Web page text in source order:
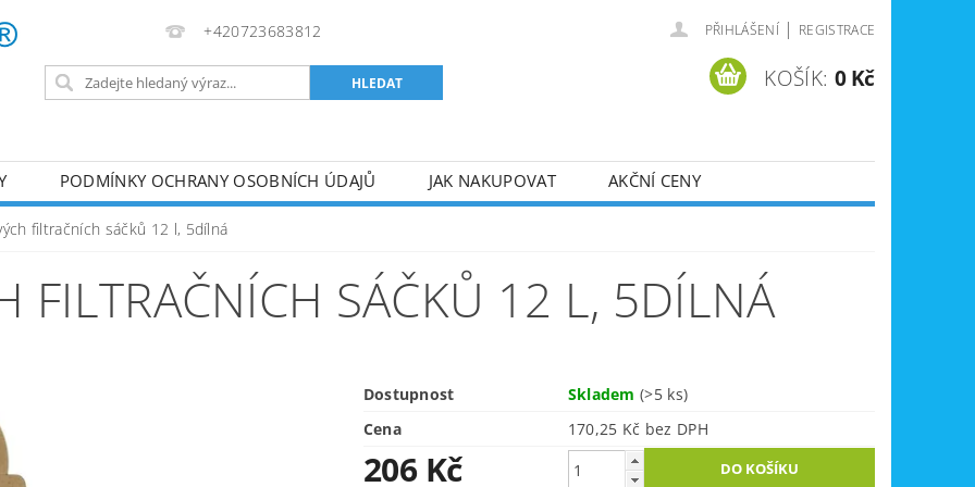
+420723683812 PŘIHLÁŠENÍ | REGISTRACE
KOŠÍK: 0 Kč
PODMÍNKY OCHRANY OSOBNÍCH ÚDAJŮ JAK NAKUPOVAT
AKČNÍ CENY
AKUMULÁTOROVÉ NÁŘADÍ
RUČNÍ NÁŘADÍ AKU NÁŘADÍ STAVEBNÍ STROJE
ÚKLIDOVÁ TECHNIKA
filtračních sáčků 12 l, 5dílná
FILTRAČNÍCH SÁČKŮ 12 L, 5DÍLNÁ
Dostupnost Skladem(>5 ks)
Cena
170,25 Kč bez DPH
206 Kč